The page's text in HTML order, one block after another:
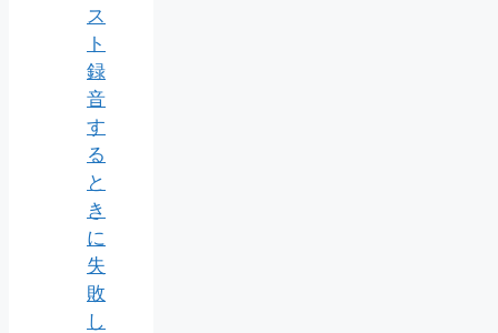
ス
ト
録
音
す
る
と
き
に
失
敗
し